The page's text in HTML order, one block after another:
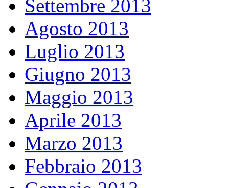
Settembre 2013
Agosto 2013
Luglio 2013
Giugno 2013
Maggio 2013
Aprile 2013
Marzo 2013
Febbraio 2013